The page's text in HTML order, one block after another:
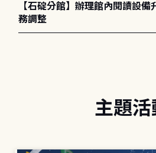
【石碇分館】辦理館內閱讀設
務調整
主題活